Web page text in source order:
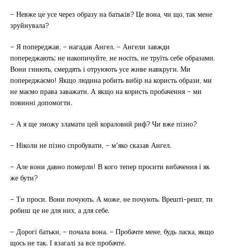
– Невже це усе через образу на батьків? Це вона, чи що, так мене
зруйнувала?
– Я попереджав, – нагадав Ангел. – Ангели завжди
попереджають: не накопичуйте, не носіть, не труїть себе образами.
Вони гниють, смердять і отруюють усе живе навкруги. Ми
попереджаємо! Якщо людина робить вибір на користь образи, ми
не маємо права заважати. А якщо на користь пробачення – ми
повинні допомогти.
– А я ще зможу зламати цей кораловий риф? Чи вже пізно?
– Ніколи не пізно спробувати, – м’яко сказав Ангел.
– Але вони давно померли! В кого тепер просити вибачення і як
же бути?
– Ти проси. Вони почують. А може, не почують. Врешті-решт, ти
робиш це не для них, а для себе.
– Дорогі батьки, – почала вона. – Пробачте мене, будь ласка, якщо
щось не так. І взагалі за все пробачте.